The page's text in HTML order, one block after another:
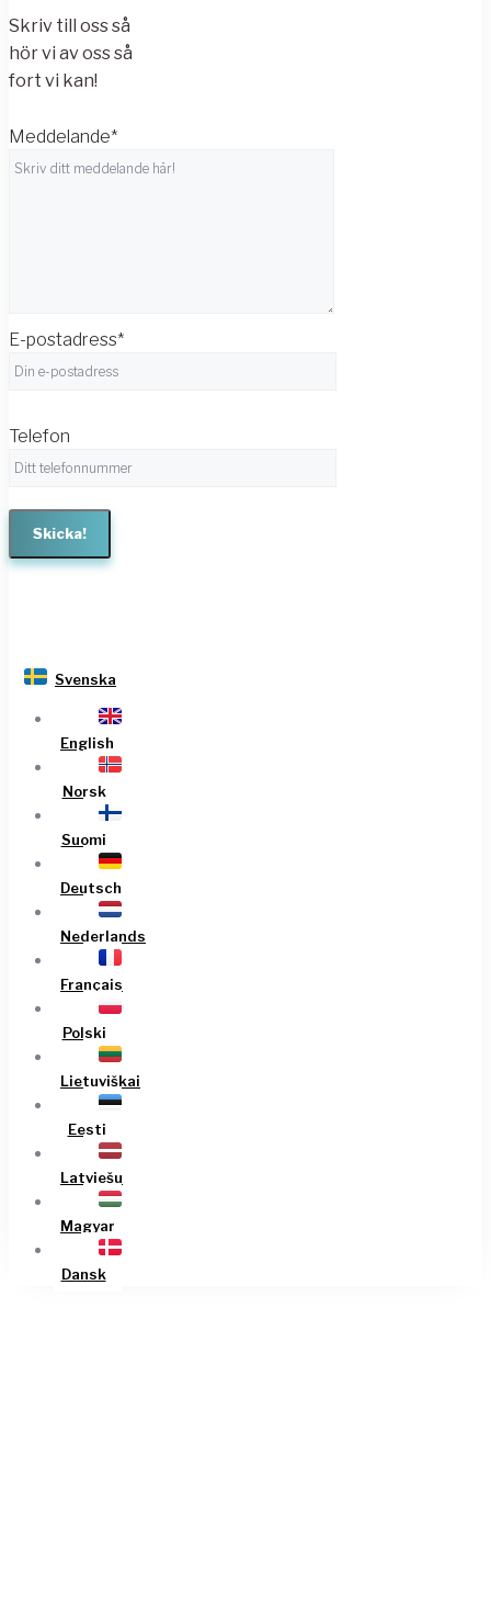
Skriv till oss så
hör vi av oss så
fort vi kan!
Meddelande*
E-postadress*
Telefon
Svenska
English
Norsk
Suomi
Deutsch
Nederlands
Français
Polski
Lietuviškai
Eesti
Latviešu
Magyar
Dansk